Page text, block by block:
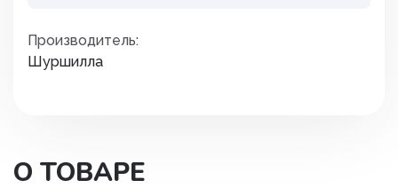
Производитель:
Шуршилла
О ТОВАРЕ